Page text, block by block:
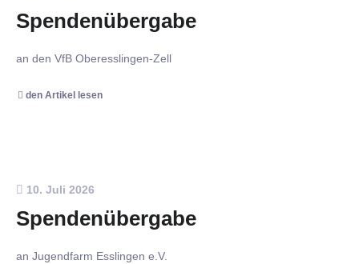
Spendenübergabe
an den VfB Oberesslingen-Zell
den Artikel lesen
10. Juli 2026
Spendenübergabe
an Jugendfarm Esslingen e.V.